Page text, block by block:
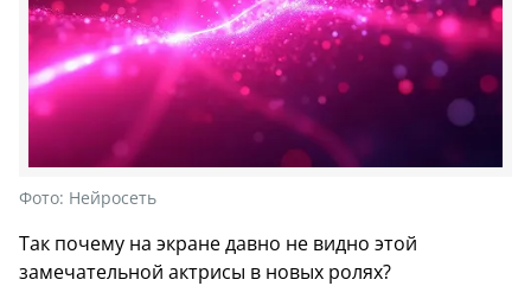
Фото: Нейросеть
Так почему на экране давно не видно этой
замечательной актрисы в новых ролях?